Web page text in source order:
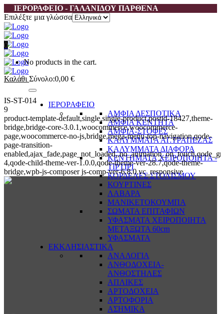
ΙΕΡΟΡΑΦΕΙΟ - ΓΑΛΑΝΙΔΟΥ ΠΑΡΘΕΝΑ
Επιλέξτε μια γλώσσα
0
No products in the cart.
Καλάθι Σύνολο:0,00 €
ΙΕΡΟΡΑΦΕΙΟ
ΑΜΦΙΑ ΔΕΣΠΟΤΙΚΑ
ΑΜΦΙΑ ΚΕΝΤΗΤΑ
ΑΜΦΙΑ-ΣΤΟΦΕΣ
ΚΑΛΥΜΜΑΤΑ ΑΓ.ΤΡΑΠΕΖΑΣ
ΚΑΛΥΜΜΑΤΑ ΔΙΑΦΟΡΑ
ΚΕΝΤΗΜΑΤΑ ΧΕΙΡΟΠΟΙΗΤΑ -
ΤΙΡΤΙΡΙ
ΚΟΡΔΕΛΕΣ ΣΤΟΛΙΣΜΟΥ
ΚΟΥΡΤΙΝΕΣ
ΛΑΒΑΡΑ
ΜΑΝΙΚΕΤΟΚΟΥΜΠΑ
ΣΩΜΑΤΑ ΕΠΙΤΑΦΙΩΝ
ΥΦΑΣΜΑΤΑ ΧΕΙΡΟΠΟΙΗΤΑ
ΜΕΤΑΞΩΤΑ 60cm
ΥΦΑΣΜΑΤΑ
ΕΚΚΛΗΣΙΑΣΤΙΚΑ
ΑΝΑΛΟΓΙΑ
ΑΝΘΟΔΟΧΕΙΑ-
ΑΝΘΟΣΤΗΛΕΣ
ΑΠΛΙΚΕΣ
ΑΡΤΟΔΟΧΕΙΑ
ΑΡΤΟΦΟΡΙΑ
ΑΣΗΜΙΚΑ
IS-ST-014
9
product-template-default,single,single-product,postid-18427,theme-
bridge,bridge-core-3.0.1,woocommerce,woocommerce-
page,woocommerce-no-js,bridge,mega-menu-top-navigation,qode-
page-transition-
4,qode-child-theme-ver-1.0.0,qode-theme-ver-28.7,qode-theme-
bridge,wpb-js-composer js-comp-ver-6.8.0,vc_responsive